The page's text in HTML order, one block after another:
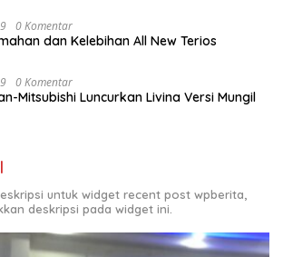
0 Komentar
dan Kelebihan All New Terios
0 Komentar
Mitsubishi Luncurkan Livina Versi Mungil
untuk widget recent post wpberita,
deskripsi pada widget ini.